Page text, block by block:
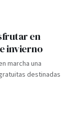
en
invierno
marcha una
destinadas